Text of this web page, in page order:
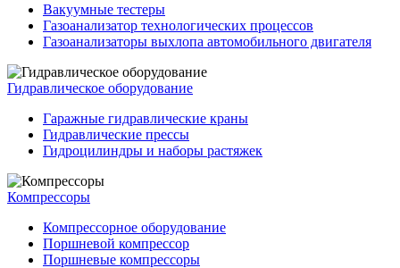
Вакуумные тестеры
Газоанализатор технологических процессов
Газоанализаторы выхлопа автомобильного двигателя
Гидравлическое оборудование
Гаражные гидравлические краны
Гидравлические прессы
Гидроцилиндры и наборы растяжек
Компрессоры
Компрессорное оборудование
Поршневой компрессор
Поршневые компрессоры